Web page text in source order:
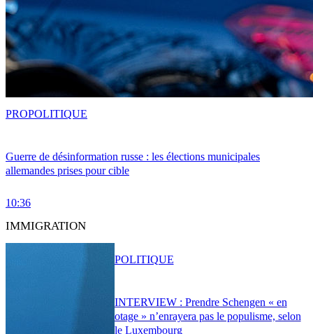
Guerre de désinformation russe : les élections municipales
allemandes prises pour cible
10:36
PROPOLITIQUE
IMMIGRATION
INTERVIEW : Prendre Schengen « en
otage » n’enrayera pas le populisme, selon
le Luxembourg
POLITIQUE